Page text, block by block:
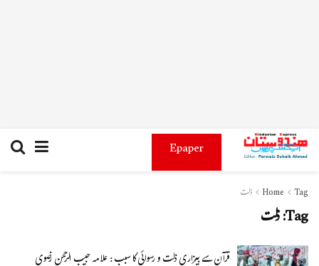
Epaper
Home Tag ذلت
Tag:ذلت
قرآن سے بیزاری ذلت و رسوائی کا سبب : علامہ حبیب الرحمن رضوی